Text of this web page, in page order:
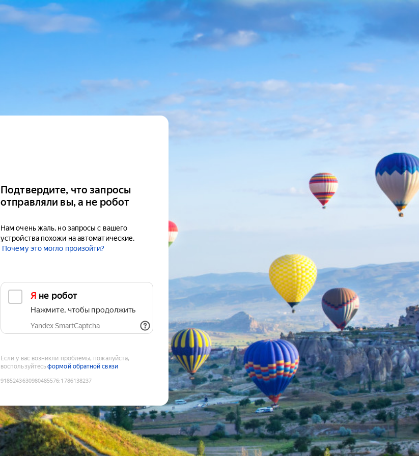
Подтвердите, что запросы
отправляли вы, а не робот
Нам очень жаль, но запросы с вашего
устройства похожи на автоматические.
Почему это могло произойти?
Я не робот
Нажмите, чтобы продолжить
Yandex SmartCaptcha
Если у вас возникли проблемы, пожалуйста,
воспользуйтесьформой обратной связи
9185243630980485576:1786138237